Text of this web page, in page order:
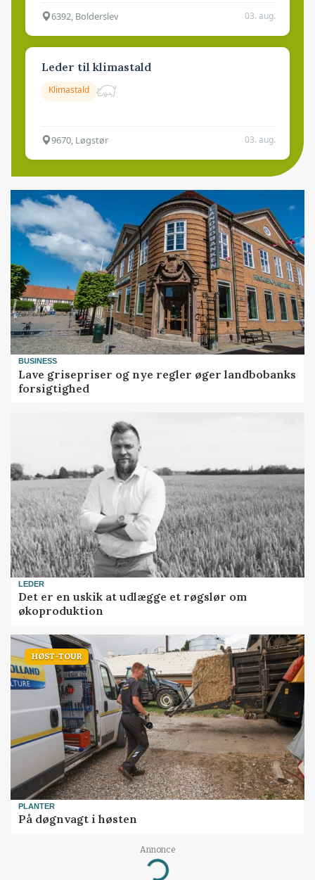
6392, Bolderslev 03. aug.
Leder til klimastald
Klimastald
9670, Løgstør 03. aug.
BUSINESS
Lave grisepriser og nye regler øger landbobanks
forsigtighed
LEDER
Det er en uskik at udlægge et røgslør om
økoproduktion
HØST-TOUR
PLANTER
På døgnvagt i høsten
Annonce